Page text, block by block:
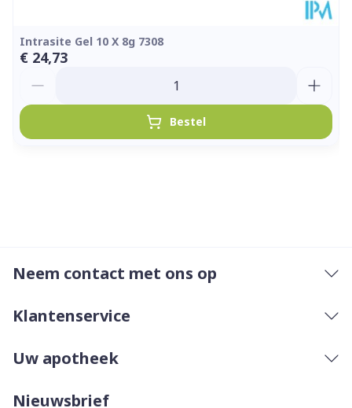
Intrasite Gel 10 X 8g 7308
€ 24,73
Bestel
Neem contact met ons op
Klantenservice
Uw apotheek
Nieuwsbrief